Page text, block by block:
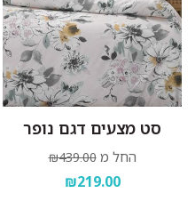
סט מצעים דגם נופר
החל מ ₪439.00
₪219.00